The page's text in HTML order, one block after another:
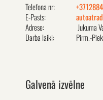
Telefona nr:
E-Pasts:
Adrese:
Jukuma
Darba laiki:
Pirm.-
Galvenā izvēlne